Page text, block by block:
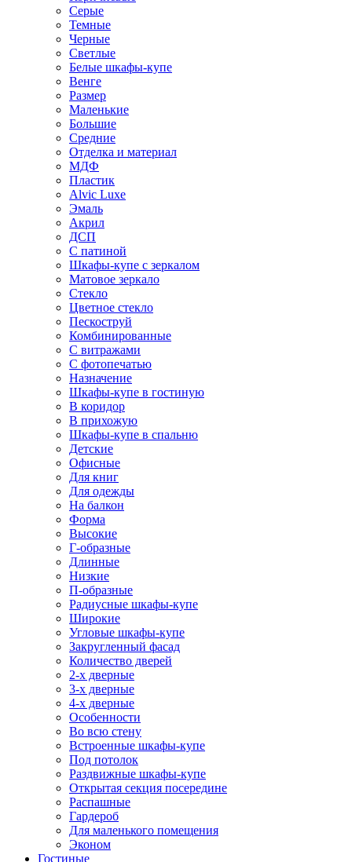
Серые
Темные
Черные
Светлые
Белые шкафы-купе
Венге
Размер
Маленькие
Большие
Средние
Отделка и материал
МДФ
Пластик
Alvic Luxe
Эмаль
Акрил
ДСП
С патиной
Шкафы-купе с зеркалом
Матовое зеркало
Стекло
Цветное стекло
Пескоструй
Комбинированные
С витражами
С фотопечатью
Назначение
Шкафы-купе в гостиную
В коридор
В прихожую
Шкафы-купе в спальню
Детские
Офисные
Для книг
Для одежды
На балкон
Форма
Высокие
Г-образные
Длинные
Низкие
П-образные
Радиусные шкафы-купе
Широкие
Угловые шкафы-купе
Закругленный фасад
Количество дверей
2-х дверные
3-х дверные
4-х дверные
Особенности
Во всю стену
Встроенные шкафы-купе
Под потолок
Раздвижные шкафы-купе
Открытая секция посередине
Распашные
Гардероб
Для маленького помещения
Эконом
Гостиные